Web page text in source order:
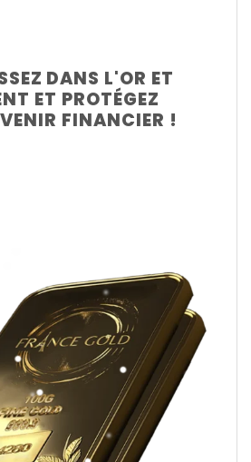
DANS L'OR ET
ET PROTÉGEZ
FINANCIER !